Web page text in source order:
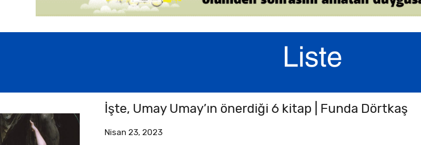
İşte, Umay Umay’ın önerdiği 6 kitap | Funda Dörtkaş
Nisan 23, 2023